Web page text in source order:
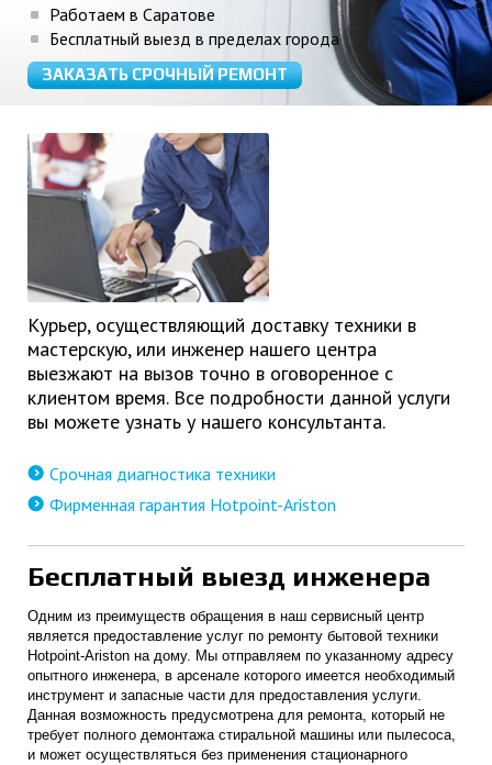
Работаем в Саратове
Бесплатный выезд в пределах города
ЗАКАЗАТЬ СРОЧНЫЙ РЕМОНТ
Курьер, осуществляющий доставку техники в
мастерскую, или инженер нашего центра
выезжают на вызов точно в оговоренное с
клиентом время. Все подробности данной услуги
вы можете узнать у нашего консультанта.
Срочная диагностика техники
Фирменная гарантия Hotpoint-Ariston
Бесплатный выезд инженера
Одним из преимуществ обращения в наш сервисный центр
является предоставление услуг по ремонту бытовой техники
Hotpoint-Ariston на дому. Мы отправляем по указанному адресу
опытного инженера, в арсенале которого имеется необходимый
инструмент и запасные части для предоставления услуги.
Данная возможность предусмотрена для ремонта, который не
требует полного демонтажа стиральной машины или пылесоса,
и может осуществляться без применения стационарного